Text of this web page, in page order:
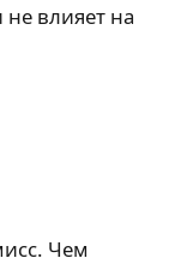
не влияет на
Чем